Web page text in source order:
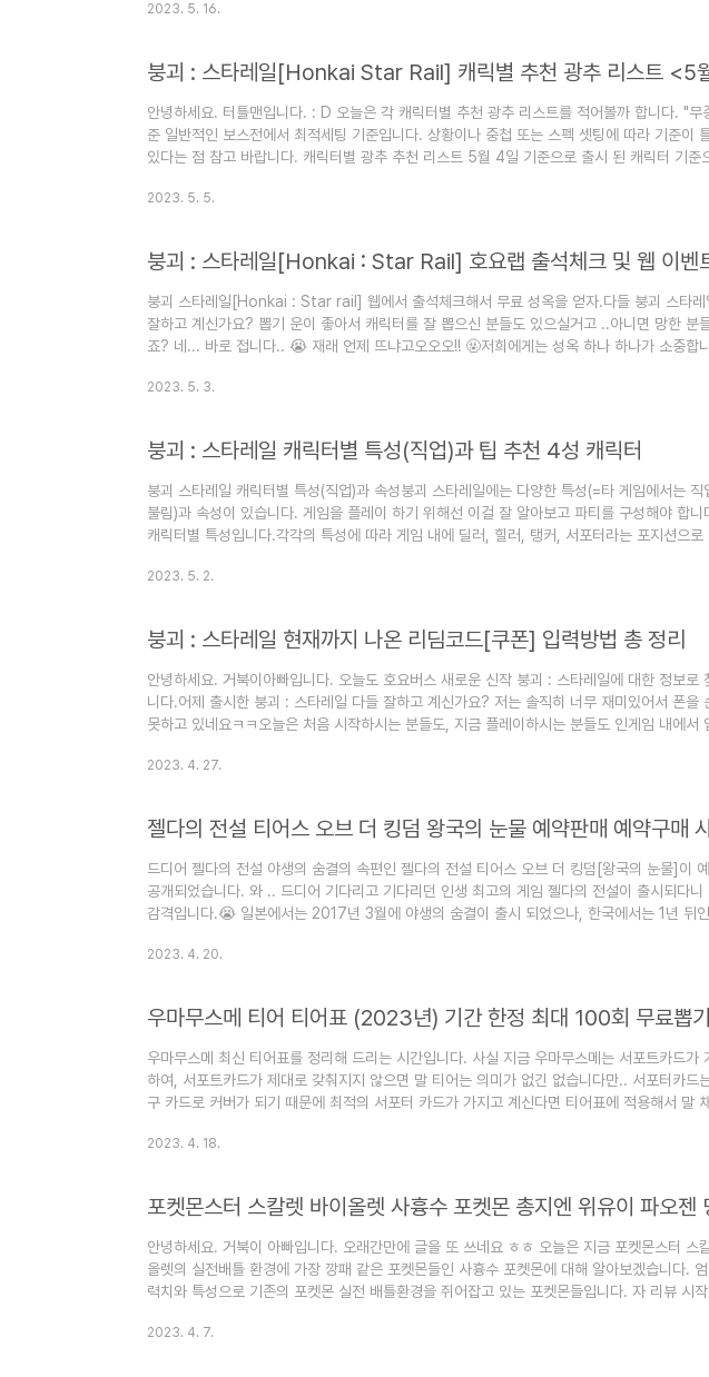
세계관이나 스토리를 이해하는데는 전혀!! 문제가 없다는 사실입니당. 플랫폼은 안드로이드와
2023. 5. 16.
안녕하세요. 터틀맨입니다. : D 오늘은 각 캐릭터별 추천 광추 리스트를 적어볼까 합니다. "무
준 일반적인 보스전에서 최적세팅 기준입니다. 상황이나 중첩 또는 스펙 셋팅에 따라 기준이
있다는 점 참고 바랍니다. 캐릭터별 광추 추천 리스트 5월 4일 기준으로 출시 된 캐릭터 기준
바랍니다. 주요 광추 획득처 앞으로 캐릭터 추가 시 수정해드리도록 하겠습니다. 즐거운 붕괴
2023. 5. 5.
붕괴 스타레일[Honkai : Star rail] 웹에서 출석체크해서 무료 성옥을 얻자.다들 붕괴 스타레
잘하고 계신가요? 뽑기 운이 좋아서 캐릭터를 잘 뽑으신 분들도 있으실거고 ..아니면 망한 분
죠? 네... 바로 접니다.. 😭 재래 언제 뜨냐고오오오!! 🤬저희에게는 성옥 하나 하나가 소중합
님들은 그대로 뒤로가기 누르시면 됩니다.. https://www.hoyolab.com/article/
2023. 5. 3.
붕괴 : 스타레일 캐릭터별 특성(직업)과 팁 추천 4성 캐릭터
붕괴 스타레일 캐릭터별 특성(직업)과 속성붕괴 스타레일에는 다양한 특성(=타 게임에서는 직
불림)과 속성이 있습니다. 게임을 플레이 하기 위해선 이걸 잘 알아보고 파티를 구성해야 합니
캐릭터별 특성입니다.각각의 특성에 따라 게임 내에 딜러, 힐러, 탱커, 서포터라는 포지션으로
입니다. 단점은 무엇하나 독보적인 능력치는 없습니다.수렵은 단일전에서 독보적인 활약을 하
다.말그대로 탱커의 모..
2023. 5. 2.
붕괴 : 스타레일 현재까지 나온 리딤코드[쿠폰] 입력방법 총 정리
안녕하세요. 거북이아빠입니다. 오늘도 호요버스 새로운 신작 붕괴 : 스타레일에 대한 정보로
니다.어제 출시한 붕괴 : 스타레일 다들 잘하고 계신가요? 저는 솔직히 너무 재미있어서 폰을
못하고 있네요ㅋㅋ오늘은 처음 시작하시는 분들도, 지금 플레이하시는 분들도 인게임 내에서
합니다. 즉, 쿠폰이죠. 이벤트나 사전예약 또는 갑자기 방송에서 갑자기 공개할 때가 많습니다.
이 위에 5가지 리딤코드를 리딤코드 입력하는 사이트에서 입력하시면..
2023. 4. 27.
드디어 젤다의 전설 야생의 숨결의 속편인 젤다의 전설 티어스 오브 더 킹덤[왕국의 눈물]이
공개되었습니다. 와 .. 드디어 기다리고 기다리던 인생 최고의 게임 젤다의 전설이 출시되다
감격입니다.😭 일본에서는 2017년 3월에 야생의 숨결이 출시 되었으나, 한국에서는 1년 뒤
다. 2021년 6월 16일 E3 2021 닌텐도 다이렉트에서 드디어 영상이 공개되었습니다. 여러가
2023. 4. 20.
우마무스메 최신 티어표를 정리해 드리는 시간입니다. 사실 지금 우마무스메는 서포트카드가
하여, 서포트카드가 제대로 갖춰지지 않으면 말 티어는 의미가 없긴 없습니다만.. 서포터카드
구 카드로 커버가 되기 때문에 최적의 서포터 카드가 가지고 계신다면 티어표에 적용해서 말
터 카드들입니다. 친구 카드를 빌리실 때도 저기 위주로 빌리시면 됩니다. 특히 키타산 블랙, 슈
많습니다..
2023. 4. 18.
포켓몬스터 스칼렛 바이올렛 사흉수 포켓몬 총지엔 위유이 파오젠
안녕하세요. 거북이 아빠입니다. 오래간만에 글을 또 쓰네요 ㅎㅎ 오늘은 지금 포켓몬스터 스
올렛의 실전배틀 환경에 가장 깡패 같은 포켓몬들인 사흉수 포켓몬에 대해 알아보겠습니다.
력치와 특성으로 기존의 포켓몬 실전 배틀환경을 쥐어잡고 있는 포켓몬들입니다. 자 리뷰 시작
먼저 총지엔입니다. 사흉수 중 첫 번째 포켓몬이죠. 보통 막이로 잘 쓰이고 있습니다. 특성은 재
2023. 4. 7.